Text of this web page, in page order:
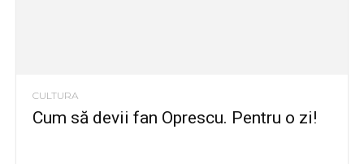
CULTURA
Cum să devii fan Oprescu. Pentru o zi!